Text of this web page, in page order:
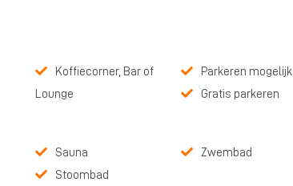
Koffiecorner, Bar of
Lounge
Parkeren mogelijk
Gratis parkeren
Sauna
Stoombad
Zwembad